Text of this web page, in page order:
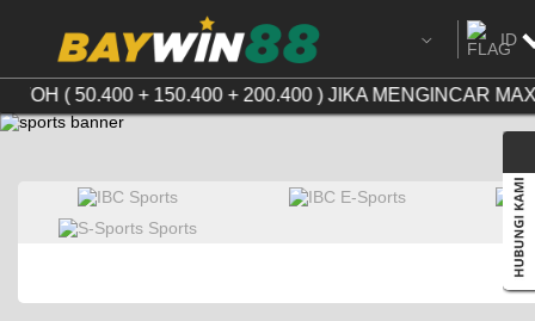
ID
( 50.400 + 150.400 + 200.400 ) JIKA MENGINCAR